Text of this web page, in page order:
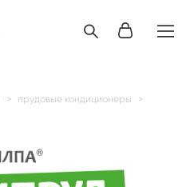
> прудовые кондиционеры
>